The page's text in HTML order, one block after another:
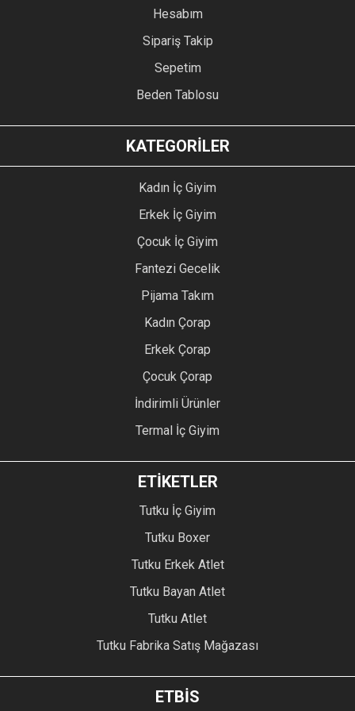
Hesabım
Sipariş Takip
Sepetim
Beden Tablosu
KATEGORİLER
Kadın İç Giyim
Erkek İç Giyim
Çocuk İç Giyim
Fantezi Gecelik
Pijama Takım
Kadın Çorap
Erkek Çorap
Çocuk Çorap
İndirimli Ürünler
Termal İç Giyim
ETİKETLER
Tutku İç Giyim
Tutku Boxer
Tutku Erkek Atlet
Tutku Bayan Atlet
Tutku Atlet
Tutku Fabrika Satış Mağazası
ETBİS